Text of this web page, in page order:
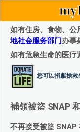
如有住房、食物、公
地社会服务部门办事
如有危急生命的医疗
您可以捐獻搶救
補領被盜 SNAP
不再接受被盜 SNAP